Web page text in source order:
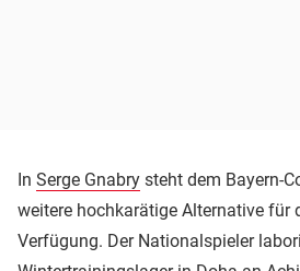
In Serge Gnabry steht dem Bayern-
weitere hochkarätige Alternative für
Verfügung. Der Nationalspieler